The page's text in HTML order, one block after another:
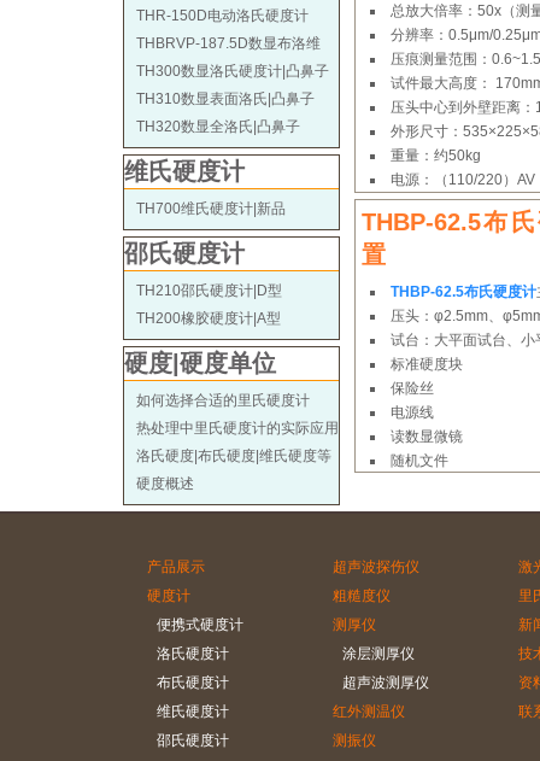
THR-150D电动洛氏硬度计
THBRVP-187.5D数显布洛维
TH300数显洛氏硬度计|凸鼻子
TH310数显表面洛氏|凸鼻子
TH320数显全洛氏|凸鼻子
维氏硬度计
TH700维氏硬度计|新品
邵氏硬度计
TH210邵氏硬度计|D型
TH200橡胶硬度计|A型
硬度|硬度单位
如何选择合适的里氏硬度计
热处理中里氏硬度计的实际应用
洛氏硬度|布氏硬度|维氏硬度等
硬度概述
总放大倍率：50x（测
分辨率：0.5μm/
压痕测量范围：
试件最大高度：
压头中心到外壁距离：
外形尺寸：
重量：约50kg
电源：（110/220）
THBP-62.5布
置
THBP-62.5布氏硬度计
压头：φ2.5mm、
试台：大平面试台、
标准硬度块
保险丝
电源线
读数显微镜
随机文件
产品展示
硬度计
便携式硬度计
洛氏硬度计
布氏硬度计
维氏硬度计
邵氏硬度计
超声波探伤仪
粗糙度仪
测厚仪
涂层测厚仪
超声波测厚仪
红外测温仪
测振仪
激
里
新
技
资
联